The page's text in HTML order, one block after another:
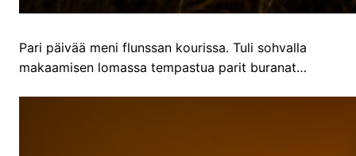
Pari päivää meni flunssan kourissa. Tuli sohvalla
makaamisen lomassa tempastua parit buranat…